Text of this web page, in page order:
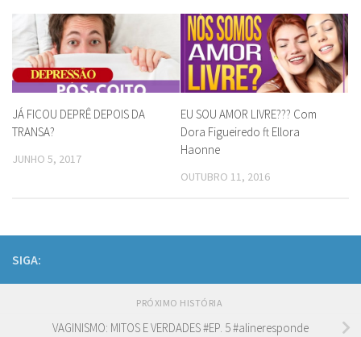
JÁ FICOU DEPRÊ DEPOIS DA
TRANSA?
JUNHO 5, 2017
EU SOU AMOR LIVRE??? Com
Dora Figueiredo ft Ellora
Haonne
OUTUBRO 11, 2016
SIGA:
PRÓXIMO HISTÓRIA
VAGINISMO: MITOS E VERDADES #EP. 5 #alineresponde